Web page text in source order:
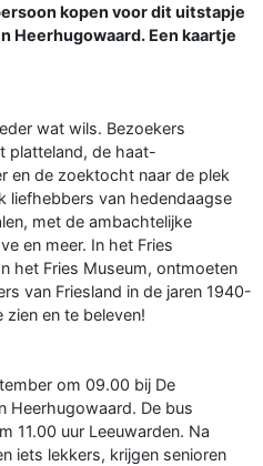
kopen voor dit uitstapje
Heerhugowaard. Een kaartje
wat wils. Bezoekers
platteland, de haat-
en de zoektocht naar de plek
liefhebbers van hedendaagse
met de ambachtelijke
en meer. In het Fries
het Fries Museum, ontmoeten
van Friesland in de jaren 1940-
zien en te beleven!
om 09.00 bij De
Heerhugowaard. De bus
11.00 uur Leeuwarden. Na
iets lekkers, krijgen senioren